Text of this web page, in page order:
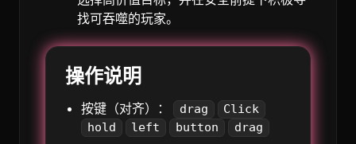
找可吞噬的玩家。
操作说明
按键（对齐）： drag
Click
hold
left button drag